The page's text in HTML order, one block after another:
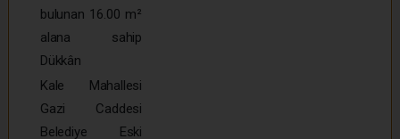
bulunan 16.00 m²
alana sahip
Dükkân
Kale Mahallesi
Gazi Caddesi
Belediye Eski